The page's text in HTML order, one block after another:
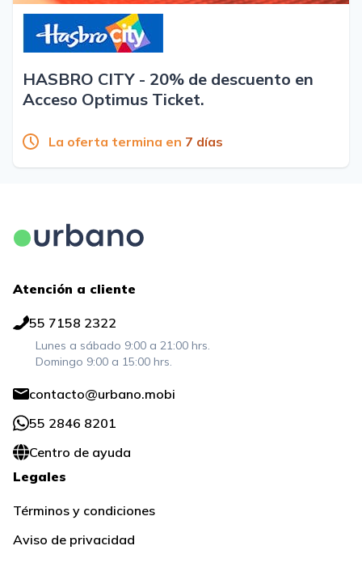
HASBRO CITY - 20% de descuento en
Acceso Optimus Ticket.
La oferta termina en 7 días
Legales
Términos y condiciones
Aviso de privacidad
Atención a cliente
55 7158 2322
Lunes a sábado 9:00 a 21:00 hrs.
Domingo 9:00 a 15:00 hrs.
contacto@urbano.mobi
55 2846 8201
Centro de ayuda